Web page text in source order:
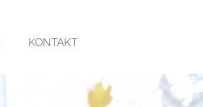
KONTAKT